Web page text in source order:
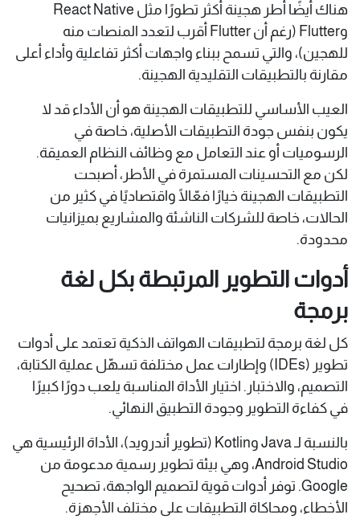
هناك أيضًا أطر هجينة أكثر تطورًا مثل React Native
وFlutter (رغم أن Flutter أقرب لتعدد المنصات منه
للهجين)، والتي تسمح ببناء واجهات أكثر تفاعلية وأداء أعلى
مقارنة بالتطبيقات التقليدية الهجينة.
العيب الأساسي للتطبيقات الهجينة هو أن الأداء قد لا
يكون بنفس جودة التطبيقات الأصلية، خاصة في
الرسوميات أو عند التعامل مع وظائف النظام العميقة.
لكن مع التحسينات المستمرة في الأطر، أصبحت
التطبيقات الهجينة خيارًا فعّالًا واقتصاديًا في كثير من
الحالات، خاصة للشركات الناشئة والمشاريع بميزانيات
محدودة.
أدوات التطوير المرتبطة بكل لغة
برمجة
كل لغة برمجة لتطبيقات الهواتف الذكية تعتمد على أدوات
تطوير (IDEs) وإطارات عمل مختلفة تسهّل عملية الكتابة،
التصميم، والاختبار. اختيار الأداة المناسبة يلعب دورًا كبيرًا
في كفاءة التطوير وجودة التطبيق النهائي.
بالنسبة لـ Java وKotlin (تطوير أندرويد)، الأداة الرئيسية هي
Android Studio، وهي بيئة تطوير رسمية مدعومة من
Google. توفر أدوات قوية لتصميم الواجهة، تصحيح
الأخطاء، ومحاكاة التطبيقات على مختلف الأجهزة.